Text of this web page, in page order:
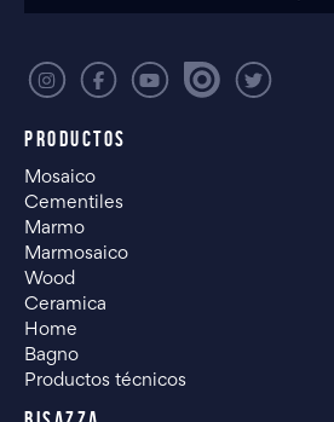
PRODUCTOS
Mosaico
Cementiles
Marmo
Marmosaico
Wood
Ceramica
Home
Bagno
Productos técnicos